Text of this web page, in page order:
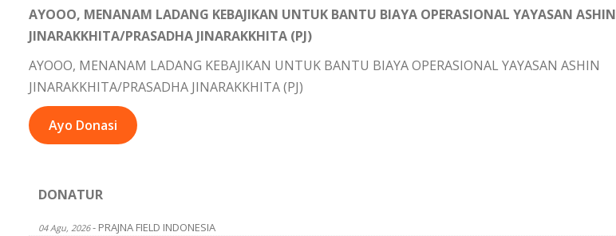
AYOOO, MENANAM LADANG KEBAJIKAN UNTUK BANTU BIAYA OPERASIONAL YAYASAN ASHIN
JINARAKKHITA/PRASADHA JINARAKKHITA (PJ)
AYOOO, MENANAM LADANG KEBAJIKAN UNTUK BANTU BIAYA OPERASIONAL YAYASAN ASHIN
JINARAKKHITA/PRASADHA JINARAKKHITA (PJ)
Ayo Donasi
DONATUR
04 Agu, 2026- PRAJNA FIELD INDONESIA